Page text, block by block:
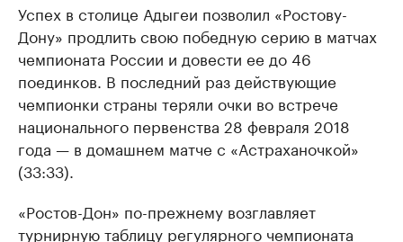
Успех в столице Адыгеи позволил «Ростову-
Дону» продлить свою победную серию в матчах
чемпионата России и довести ее до 46
поединков. В последний раз действующие
чемпионки страны теряли очки во встрече
национального первенства 28 февраля 2018
года — в домашнем матче с «Астраханочкой»
(33:33).
«Ростов-Дон» по-прежнему возглавляет
турнирную таблицу регулярного чемпионата